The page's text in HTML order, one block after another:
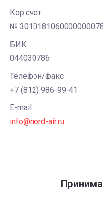
Кор.счет
№
БИК
044030786
Телефон/факс
+7 (812) 986-99-41
E-mail
info@nord-air.ru